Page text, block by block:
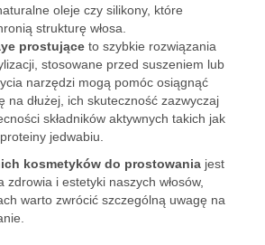
oleje czy silikony, które
strukturę włosa.
prostujące to szybkie rozwiązania
stosowane przed suszeniem lub
narzędzi mogą pomóc osiągnąć
na dłużej, ich skuteczność zazwyczaj
składników aktywnych takich jak
jedwabiu.
kosmetyków do prostowania jest
zdrowia i estetyki naszych włosów,
warto zwrócić szczególną uwagę na